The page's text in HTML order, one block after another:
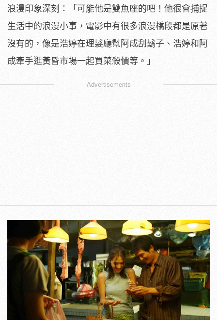
浪漫印象深刻：「 可能他是雙魚座的吧！他很會捕捉
生活中的浪漫小事， 電影中有很多浪漫橋段都是原著
沒有的， 像是浩婷在理髮廳幫阿成刮鬍子、 浩婷和阿
成牽手逛黃昏市場一起買菜殺價等。」
Advertisements